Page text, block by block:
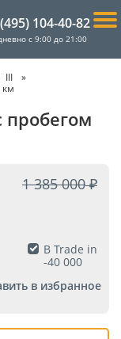
104-40-82
с 9:00 до 21:00
III
км
пробегом
1 385 000
В Trade in
-40 000
в избранное